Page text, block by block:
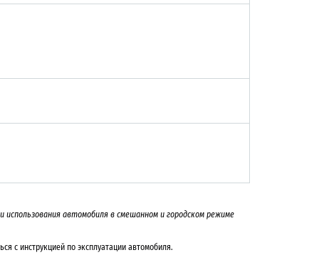
использования автомобиля в смешанном и городском режиме
с инструкцией по эксплуатации автомобиля.